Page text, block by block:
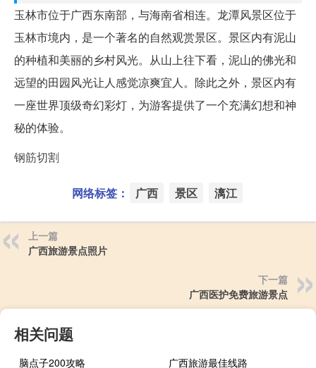
玉林市位于广西东南部，与海南省相连。龙潭风景区位于
玉林市境内，是一个著名的自然观赏景区。景区内有泥山
的种植和美丽的乡村风光。从山上往下看，泥山的佛光和
远望的田园风光让人感觉凉爽宜人。除此之外，景区内有
一座世界顶级奇幻彩灯，为游客提供了一个充满幻想和神
秘的体验。
钢筋切割
网络标签： 广西 景区 漓江
上一篇
广西旅游景点照片
下一篇
广西医护免费旅游景点
相关问题
脑点子200攻略 广西旅游最佳线路